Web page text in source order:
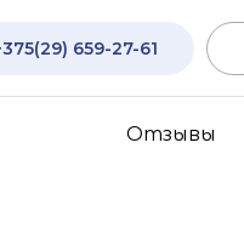
659-27-61
Отзывы